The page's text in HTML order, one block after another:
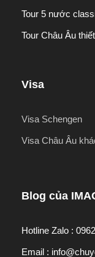
Tour 5 nước
Tour Châu Âu
Visa
Visa Schengen
Visa Châu Âu
Blog của
Hotline Zalo :
Email :